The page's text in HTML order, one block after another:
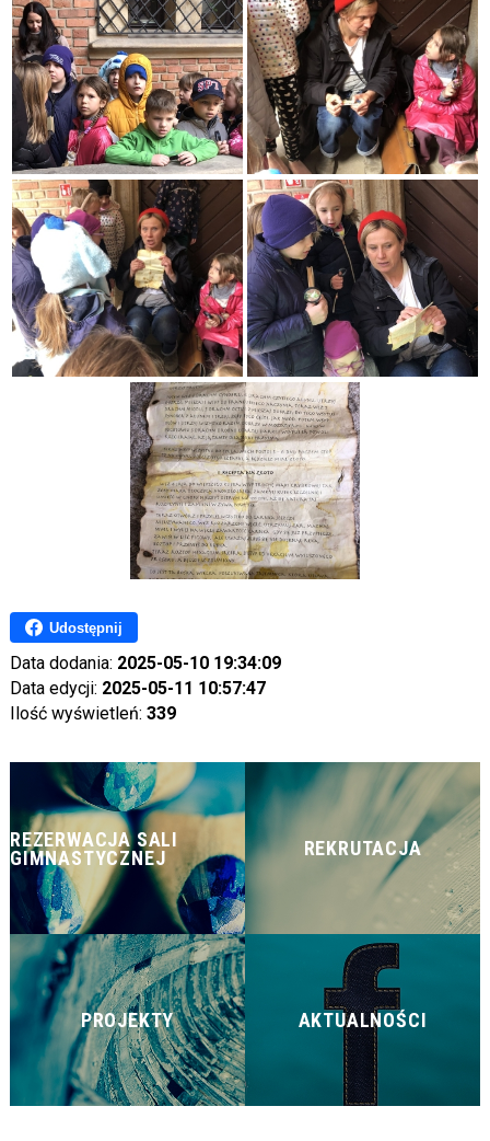
Udostępnij
Data dodania: 2025-05-10 19:34:09
Data edycji: 2025-05-11 10:57:47
Ilość wyświetleń: 339
REZERWACJA SALI
GIMNASTYCZNEJ
REKRUTACJA
PROJEKTY AKTUALNOŚCI